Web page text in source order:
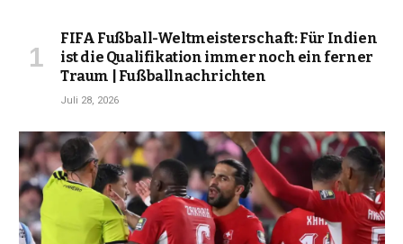
FIFA Fußball-Weltmeisterschaft: Für Indien
ist die Qualifikation immer noch ein ferner
Traum | Fußballnachrichten
Juli 28, 2026